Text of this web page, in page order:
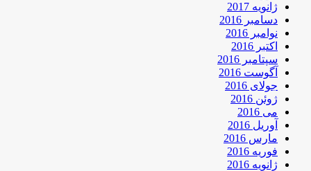
ژانویه 2017
دسامبر 2016
نوامبر 2016
اکتبر 2016
سپتامبر 2016
آگوست 2016
جولای 2016
ژوئن 2016
می 2016
آوریل 2016
مارس 2016
فوریه 2016
ژانویه 2016